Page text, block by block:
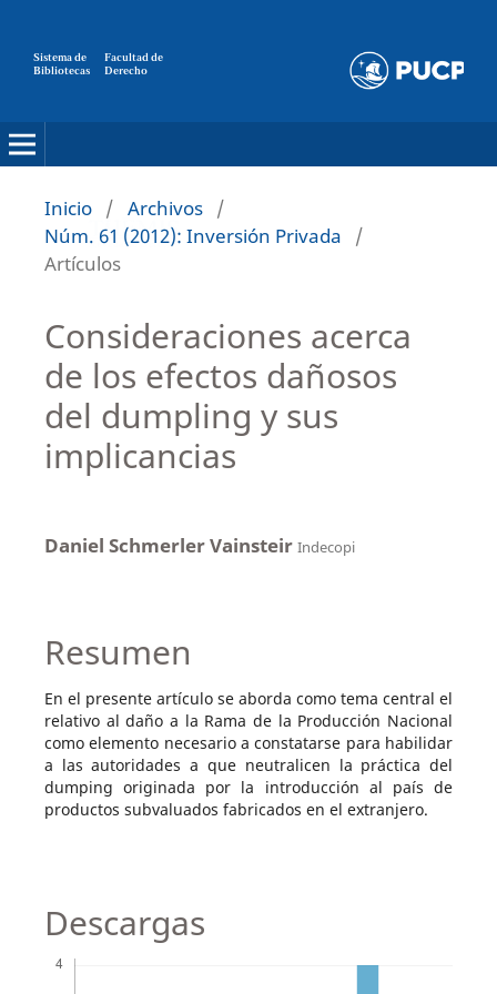
Sistema de
Bibliotecas
Facultad de
Derecho
Inicio / Archivos /
Núm. 61 (2012): Inversión Privada
/
Artículos
Consideraciones acerca
de los efectos dañosos
del dumpling y sus
implicancias
Daniel Schmerler Vainsteir Indecopi
Resumen
En el presente artículo se aborda como tema central el
relativo al daño a la Rama de la Producción Nacional
como elemento necesario a constatarse para habilidar
a las autoridades a que neutralicen la práctica del
dumping originada por la introducción al país de
productos subvaluados fabricados en el extranjero.
Descargas